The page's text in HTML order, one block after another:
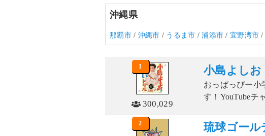
沖縄県
那覇市/ 沖縄市 / うるま市 /浦添市 /宜野湾市 /
1
300,029
小島よしお
おっぱっぴー小
す！YouTubeチ
2 琉球ゴー